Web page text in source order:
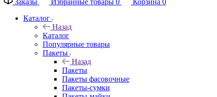
Заказы
Избранные товары 0 Корзина 0
Каталог
Назад
Каталог
Популярные товары
Пакеты
Назад
Пакеты
Пакеты фасовочные
Пакеты-сумки